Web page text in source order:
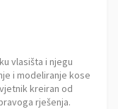
vlasišta i njegu
i modeliranje kose
kreiran od
rješenja.